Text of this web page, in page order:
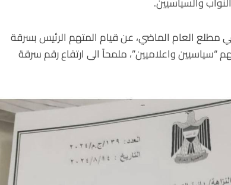
مطلع العام الماضي، عن قيام المتهم الرئيس بسرقة
“سياسيين واعلاميين”، ملمحاً الى ارتفاع رقم سرقة